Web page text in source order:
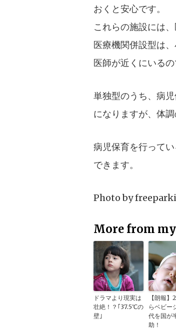
おくと安心です。
これらの施設には
医療機関併設型は
医師が近くにいる
単独型のうち、病
になりますが、体
病児保育を行って
できます。
Photo by
More from
ドラマより現実は
壮絶！？｢37.5℃の
壁｣
【朗報
らベビー
代を国が
助！